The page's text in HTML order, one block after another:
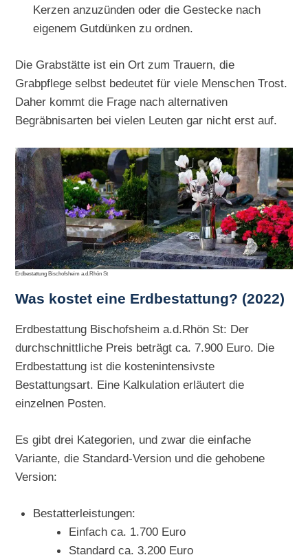
Kerzen anzuzünden oder die Gestecke nach
eigenem Gutdünken zu ordnen.
Die Grabstätte ist ein Ort zum Trauern, die
Grabpflege selbst bedeutet für viele Menschen Trost.
Daher kommt die Frage nach alternativen
Begräbnisarten bei vielen Leuten gar nicht erst auf.
Erdbestattung Bischofsheim a.d.Rhön St
Was kostet eine Erdbestattung? (2022)
Erdbestattung Bischofsheim a.d.Rhön St: Der
durchschnittliche Preis beträgt ca. 7.900 Euro. Die
Erdbestattung ist die kostenintensivste
Bestattungsart. Eine Kalkulation erläutert die
einzelnen Posten.
Es gibt drei Kategorien, und zwar die einfache
Variante, die Standard-Version und die gehobene
Version:
Bestatterleistungen:
Einfach ca. 1.700 Euro
Standard ca. 3.200 Euro